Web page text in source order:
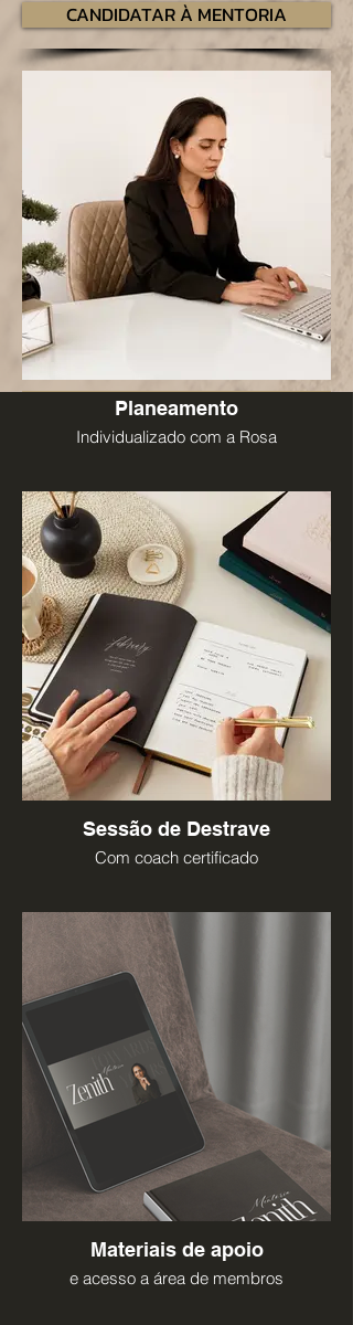
CANDIDATAR À MENTORIA
ENTREGÁVEIS E CONTEÚDOS
ENTREGÁVEIS E CONTEÚDOS
Planeamento
Individualizado com a Rosa
Sessão de Destrave
Com coach certificado
Materiais de apoio
e acesso a área de membros